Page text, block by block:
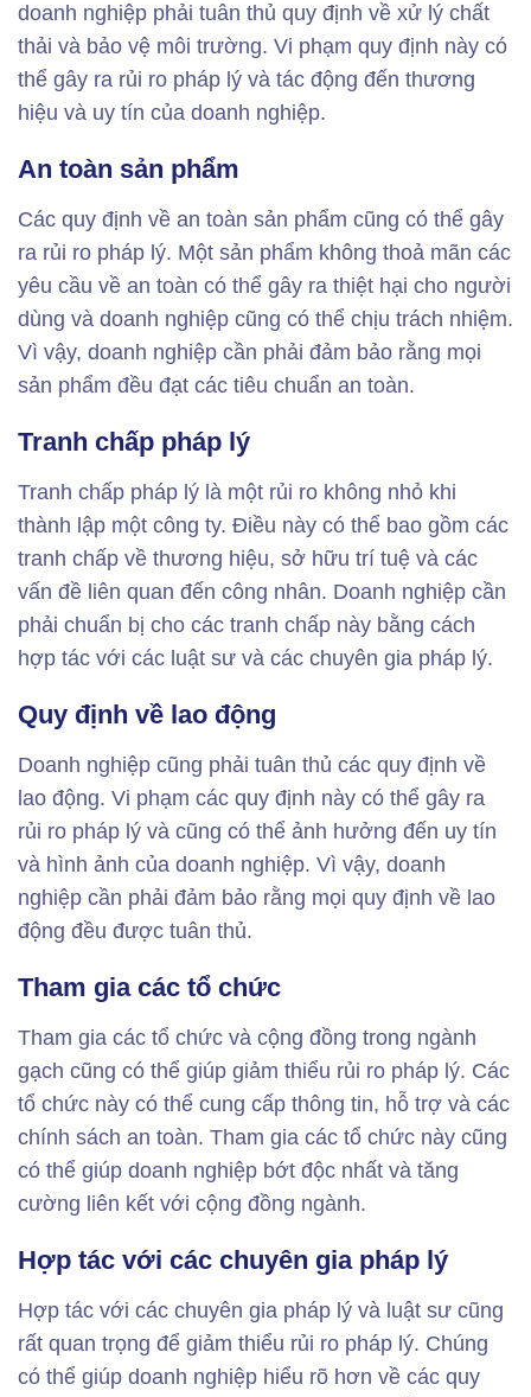
doanh nghiệp phải tuân thủ quy định về xử lý chất
thải và bảo vệ môi trường. Vi phạm quy định này có
thể gây ra rủi ro pháp lý và tác động đến thương
hiệu và uy tín của doanh nghiệp.
An toàn sản phẩm
Các quy định về an toàn sản phẩm cũng có thể gây
ra rủi ro pháp lý. Một sản phẩm không thoả mãn các
yêu cầu về an toàn có thể gây ra thiệt hại cho người
dùng và doanh nghiệp cũng có thể chịu trách nhiệm.
Vì vậy, doanh nghiệp cần phải đảm bảo rằng mọi
sản phẩm đều đạt các tiêu chuẩn an toàn.
Tranh chấp pháp lý
Tranh chấp pháp lý là một rủi ro không nhỏ khi
thành lập một công ty. Điều này có thể bao gồm các
tranh chấp về thương hiệu, sở hữu trí tuệ và các
vấn đề liên quan đến công nhân. Doanh nghiệp cần
phải chuẩn bị cho các tranh chấp này bằng cách
hợp tác với các luật sư và các chuyên gia pháp lý.
Quy định về lao động
Doanh nghiệp cũng phải tuân thủ các quy định về
lao động. Vi phạm các quy định này có thể gây ra
rủi ro pháp lý và cũng có thể ảnh hưởng đến uy tín
và hình ảnh của doanh nghiệp. Vì vậy, doanh
nghiệp cần phải đảm bảo rằng mọi quy định về lao
động đều được tuân thủ.
Tham gia các tổ chức
Tham gia các tổ chức và cộng đồng trong ngành
gạch cũng có thể giúp giảm thiểu rủi ro pháp lý. Các
tổ chức này có thể cung cấp thông tin, hỗ trợ và các
chính sách an toàn. Tham gia các tổ chức này cũng
có thể giúp doanh nghiệp bớt độc nhất và tăng
cường liên kết với cộng đồng ngành.
Hợp tác với các chuyên gia pháp lý
Hợp tác với các chuyên gia pháp lý và luật sư cũng
rất quan trọng để giảm thiểu rủi ro pháp lý. Chúng
có thể giúp doanh nghiệp hiểu rõ hơn về các quy